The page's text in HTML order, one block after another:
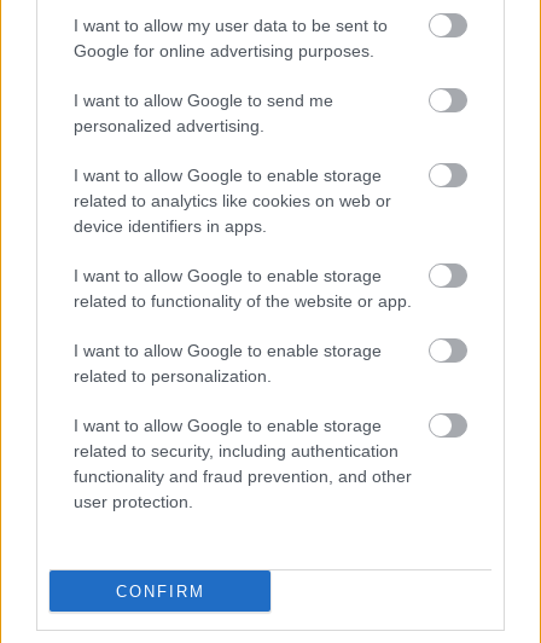
I want to allow my user data to be sent to
Google for online advertising purposes.
I want to allow Google to send me
personalized advertising.
I want to allow Google to enable storage
related to analytics like cookies on web or
device identifiers in apps.
I want to allow Google to enable storage
related to functionality of the website or app.
I want to allow Google to enable storage
related to personalization.
I want to allow Google to enable storage
related to security, including authentication
functionality and fraud prevention, and other
user protection.
CONFIRM
Μίχαλος: Προεξόφληση επιταγών με την
εγγύηση του Δημοσίου για τις
πληττόμενες επιχειρήσεις
, 30 Δεκεμβρίου 2020
Μίχαλος: Να αυξηθούν οι παροχές προς
επιχειρήσεις και εργαζόμενους όσο